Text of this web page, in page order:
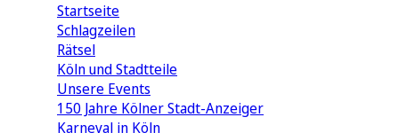
Startseite
Schlagzeilen
Rätsel
Köln und Stadtteile
Unsere Events
150 Jahre Kölner Stadt-Anzeiger
Karneval in Köln